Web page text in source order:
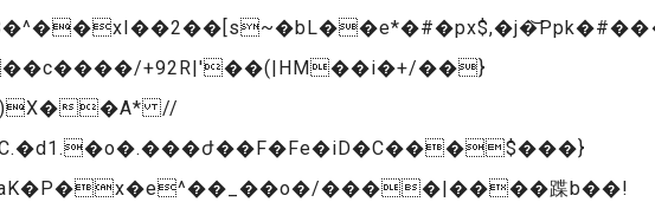
�A* //
����|����蹀b��!